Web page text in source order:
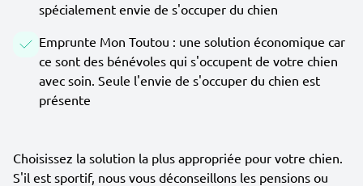
spécialement envie de s'occuper du chien
Emprunte Mon Toutou : une solution économique car
ce sont des bénévoles qui s'occupent de votre chien
avec soin. Seule l'envie de s'occuper du chien est
présente
Choisissez la solution la plus appropriée pour votre chien.
S'il est sportif, nous vous déconseillons les pensions ou